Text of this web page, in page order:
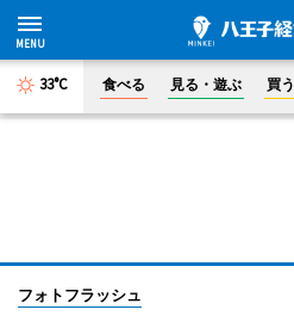
33°C 食べる 見る・遊ぶ 買う
フォトフラッシュ